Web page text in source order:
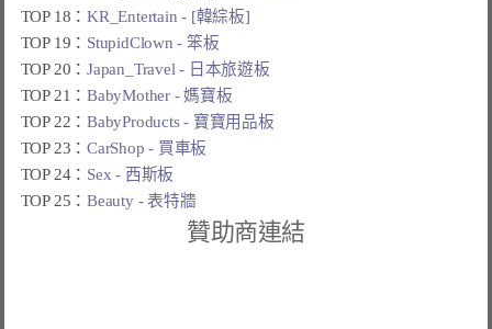
TOP 18：KR_Entertain - [韓綜板]
TOP 19： StupidClown - 笨板
TOP 20：Japan_Travel - 日本旅遊板
TOP 21：BabyMother - 媽寶板
TOP 22：BabyProducts - 寶寶用品板
TOP 23：CarShop - 買車板
TOP 24： Sex - 西斯板
TOP 25：Beauty - 表特牆
贊助商連結